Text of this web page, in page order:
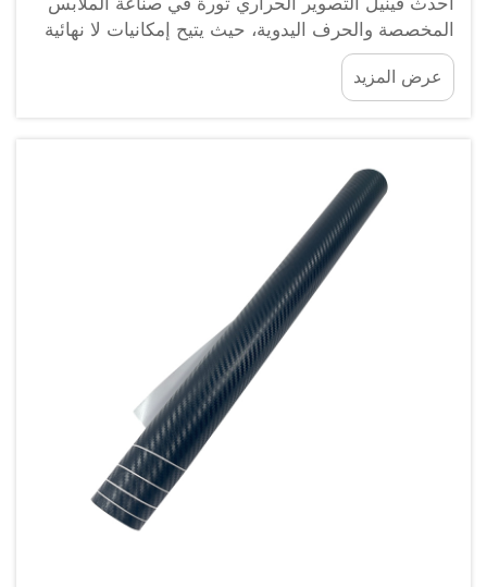
المخصصة والحرف اليدوية، حيث يتيح إمكانيات لا نهائية
لتخصيص الملابس والإكسسوارات. عند اختيار الفينيل
المثالي لمشاريعك، فإن فهم كيفية تفاعل المواد
المختلفة مع بعضها أمر بالغ الأهمية.
عرض المزيد